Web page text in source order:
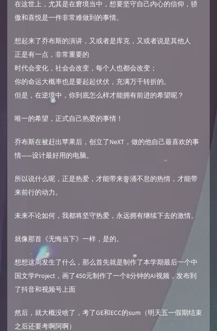
在这世上，尤其是在窘境当中，想要坚守自己内心的信仰，骄
傲和喜悦是一件非常难做到的事情。
想起来了乔布斯的演讲，又或者是库克，又或者说是其他人
正是有一点，非常重要的
时代会变化，社会会改变，每个人也都会改变；
你的命运大概率也是要起起伏伏，充满万千转折的。
但是，在逆境中，你到底怎么样才能拥有前进的希望呢？
唯一的希望，正式自己热爱的事情！
乔布斯在被赶出苹果后，创立了NeXT，做的他自己最喜欢的事
情——设计最好用的电脑。
所以说什么呢，正是热爱，才能带来奔涌不息的热情，才能带
来前行的动力。
未来不论如何，我都将坚守热爱，永远拥有继续下去的激情。
就像那首《无悔当下》一样，是的。
想想这周发生了什么，那么首先就是制作了本学期最后一个中
国文学Project，画了450元制作了一个8分钟的AI视频，发布到
了抖音和视频号上面
然后，就大概没啥了，考了GE和ECC的sum（明天五一假期结束
之后还要考啊阿啊）